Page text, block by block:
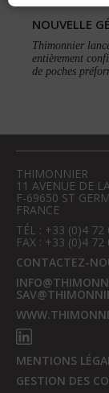
NOUVELLE
Thimonnier
entièrement
de poches
THIMONNIER
11 AVENUE DE
F-69650 ST
FRANCE
TÉL : +33 (0)4 72
FAX : +33 (0)4 72
CONTACTEZ-
MENTIONS
GESTION DES